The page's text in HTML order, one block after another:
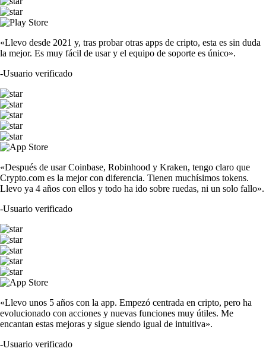
«Llevo desde 2021 y, tras probar otras apps de cripto, esta es sin duda
la mejor. Es muy fácil de usar y el equipo de soporte es único».
-Usuario verificado
«Después de usar Coinbase, Robinhood y Kraken, tengo claro que
Crypto.com es la mejor con diferencia. Tienen muchísimos tokens.
Llevo ya 4 años con ellos y todo ha ido sobre ruedas, ni un solo fallo».
-Usuario verificado
«Llevo unos 5 años con la app. Empezó centrada en cripto, pero ha
evolucionado con acciones y nuevas funciones muy útiles. Me
encantan estas mejoras y sigue siendo igual de intuitiva».
-Usuario verificado